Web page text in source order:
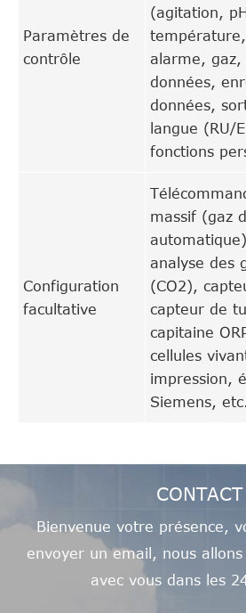
Paramètres de
contrôle
(agitation,
alarme, gaz,
données,
données,
langue (RU/
fonctions
Configuration
facultative
massif (gaz
analyse des
(CO2),
capteur de
capitaine
cellules
impression,
Siemens,
CONTACT
Bienvenue votre présence,
envoyer un email, nous
avec vous dans les